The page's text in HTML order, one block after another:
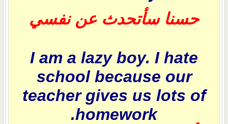
حسنا سأتحدث عن نفسي
I am a lazy boy. I hate
school because our
teacher gives us lots of
homework.